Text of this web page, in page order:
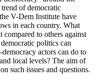
of democratic
V-Dem Institute have
in each country. What
compared to others against
politics can
actors can do to
local levels? The aim of
such issues and questions.